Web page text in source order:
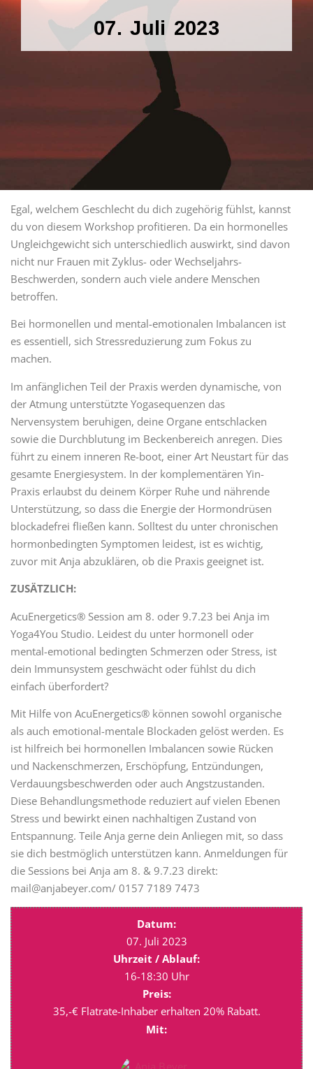
07. Juli 2023
Egal, welchem Geschlecht du dich zugehörig fühlst, kannst
du von diesem Workshop profitieren. Da ein hormonelles
Ungleichgewicht sich unterschiedlich auswirkt, sind davon
nicht nur Frauen mit Zyklus- oder Wechseljahrs-
Beschwerden, sondern auch viele andere Menschen
betroffen.
Bei hormonellen und mental-emotionalen Imbalancen ist
es essentiell, sich Stressreduzierung zum Fokus zu
machen.
Im anfänglichen Teil der Praxis werden dynamische, von
der Atmung unterstützte Yogasequenzen das
Nervensystem beruhigen, deine Organe entschlacken
sowie die Durchblutung im Beckenbereich anregen. Dies
führt zu einem inneren Re-boot, einer Art Neustart für das
gesamte Energiesystem. In der komplementären Yin-
Praxis erlaubst du deinem Körper Ruhe und nährende
Unterstützung, so dass die Energie der Hormondrüsen
blockadefrei fließen kann. Solltest du unter chronischen
hormonbedingten Symptomen leidest, ist es wichtig,
zuvor mit Anja abzuklären, ob die Praxis geeignet ist.
ZUSÄTZLICH:
AcuEnergetics® Session am 8. oder 9.7.23 bei Anja im
Yoga4You Studio. Leidest du unter hormonell oder
mental-emotional bedingten Schmerzen oder Stress, ist
dein Immunsystem geschwächt oder fühlst du dich
einfach überfordert?
Mit Hilfe von AcuEnergetics® können sowohl organische
als auch emotional-mentale Blockaden gelöst werden. Es
ist hilfreich bei hormonellen Imbalancen sowie Rücken
und Nackenschmerzen, Erschöpfung, Entzündungen,
Verdauungsbeschwerden oder auch Angstzustanden.
Diese Behandlungsmethode reduziert auf vielen Ebenen
Stress und bewirkt einen nachhaltigen Zustand von
Entspannung. Teile Anja gerne dein Anliegen mit, so dass
sie dich bestmöglich unterstützen kann. Anmeldungen für
die Sessions bei Anja am 8. & 9.7.23 direkt:
mail@anjabeyer.com/ 0157 7189 7473
Datum:
07. Juli 2023
Uhrzeit / Ablauf:
16-18:30 Uhr
Preis:
35,-€ Flatrate-Inhaber erhalten 20% Rabatt.
Mit: